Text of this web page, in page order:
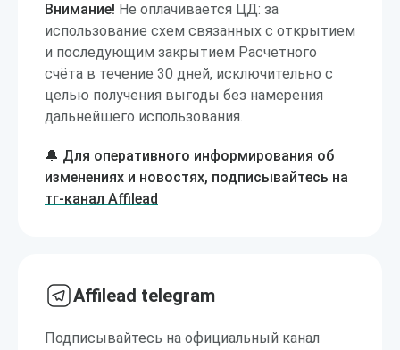
Внимание! Не оплачивается ЦД: за
использование схем связанных с открытием
и последующим закрытием Расчетного
счёта в течение 30 дней, исключительно с
целью получения выгоды без намерения
дальнейшего использования.
🔔 Для оперативного информирования об
изменениях и новостях, подписывайтесь на
тг-канал Affilead
Affilead telegram
Подписывайтесь на официальный канал